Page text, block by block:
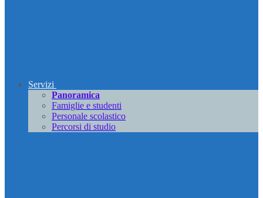
Servizi
Panoramica
Famiglie e studenti
Personale scolastico
Percorsi di studio